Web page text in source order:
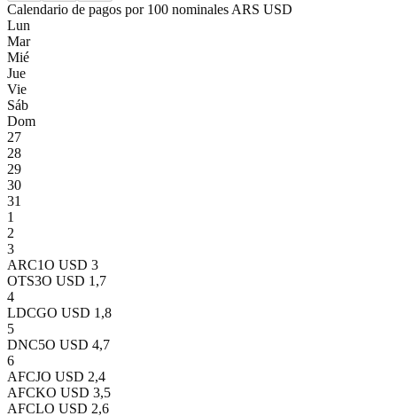
Calendario de pagos por 100 nominales ARS USD
Lun
Mar
Mié
Jue
Vie
Sáb
Dom
27
28
29
30
31
1
2
3
ARC1O USD 3
OTS3O USD 1,7
4
LDCGO USD 1,8
5
DNC5O USD 4,7
6
AFCJO USD 2,4
AFCKO USD 3,5
AFCLO USD 2,6